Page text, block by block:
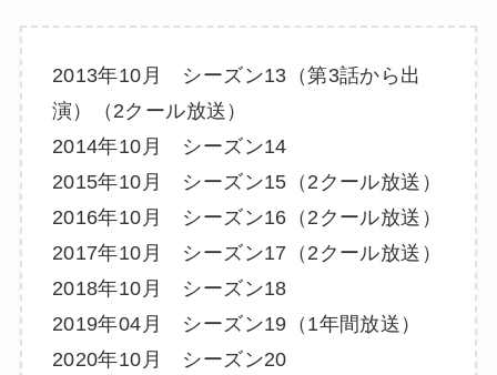
2013年10月 シーズン13（第3話から出
演）（2クール放送）
2014年10月 シーズン14
2015年10月 シーズン15（2クール放送）
2016年10月 シーズン16（2クール放送）
2017年10月 シーズン17（2クール放送）
2018年10月 シーズン18
2019年04月 シーズン19（1年間放送）
2020年10月 シーズン20